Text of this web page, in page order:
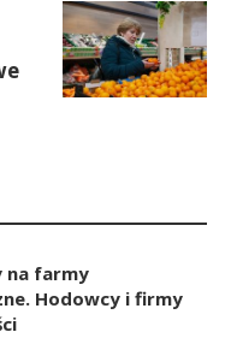
na farmy
Hodowcy i firmy